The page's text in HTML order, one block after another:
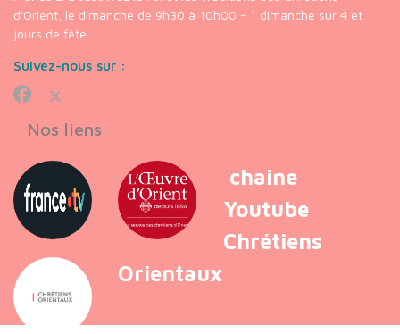
d'Orient, le dimanche de 9h30 à 10h00 - 1 dimanche sur 4 et
jours de fête
Suivez-nous sur :
Nos liens
chaine
Youtube
Chrétiens
Orientaux